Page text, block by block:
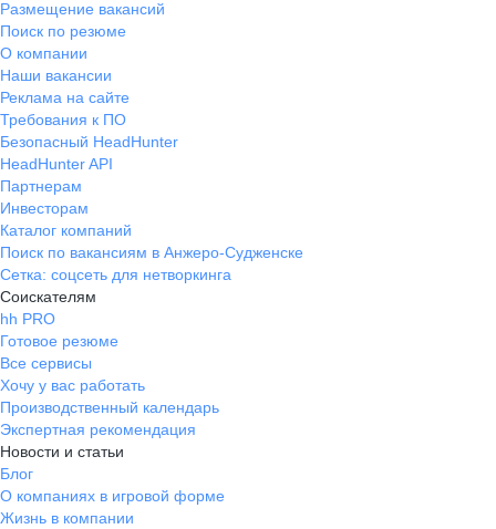
Размещение вакансий
Поиск по резюме
О компании
Наши вакансии
Реклама на сайте
Требования к ПО
Безопасный HeadHunter
HeadHunter API
Партнерам
Инвесторам
Каталог компаний
Поиск по вакансиям в Анжеро-Судженске
Сетка: соцсеть для нетворкинга
Соискателям
hh PRO
Готовое резюме
Все сервисы
Хочу у вас работать
Производственный календарь
Экспертная рекомендация
Новости и статьи
Блог
О компаниях в игровой форме
Жизнь в компании